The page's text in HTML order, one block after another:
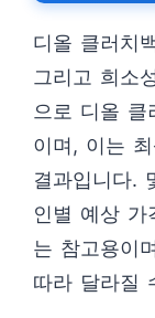
디올 클러치
그리고 희소
으로 디올 클
이며, 이는
결과입니다.
인별 예상 가
는 참고용이
따라 달라질